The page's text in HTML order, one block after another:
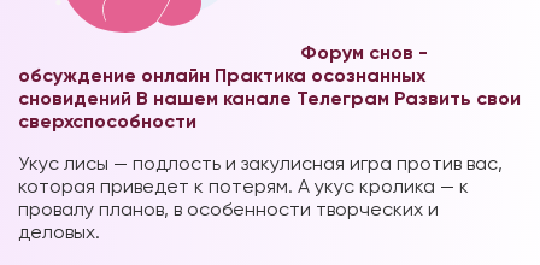
Форум снов -
обсуждение онлайн Практика осознанных
сновидений В нашем канале Телеграм Развить свои
сверхспособности
Укус лисы — подлость и закулисная игра против вас,
которая приведет к потерям. А укус кролика — к
провалу планов, в особенности творческих и
деловых.